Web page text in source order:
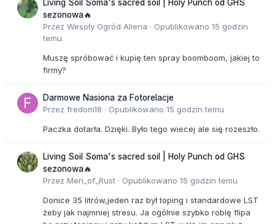
Living Soil Soma's sacred soil | Holy Punch od GHS
sezonowa🔥
Przez Wesoły Ogród Aliena · Opublikowano 15 godzin
temu
Muszę spróbować i kupię ten spray boomboom, jakiej to
firmy?
Darmowe Nasiona za Fotorelacje
Przez fredom18 · Opublikowano 15 godzin temu
Paczka dotarła. Dzięki. Było tego wiecej ale się rozeszło.
Living Soil Soma's sacred soil | Holy Punch od GHS
sezonowa🔥
Przez Men_of_Rust · Opublikowano 15 godzin temu
Donice 35 litrów,jeden raz był toping i standardowe LST
żeby jak najmniej stresu. Ja ogólnie szybko robię flipa